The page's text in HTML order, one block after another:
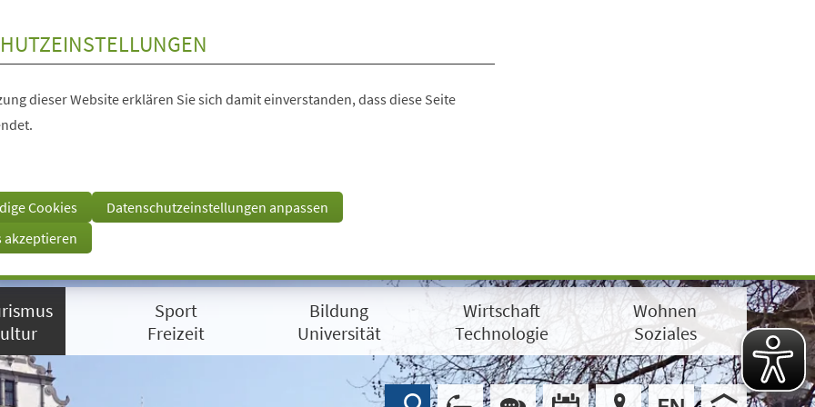
dieser Website erklären Sie sich damit einverstanden, dass diese Seite
Cookies
Datenschutzeinstellungen anpassen
akzeptieren
Sport
Freizeit
Bildung
Universität
Wirtschaft
Technologie
Wohnen
Soziales